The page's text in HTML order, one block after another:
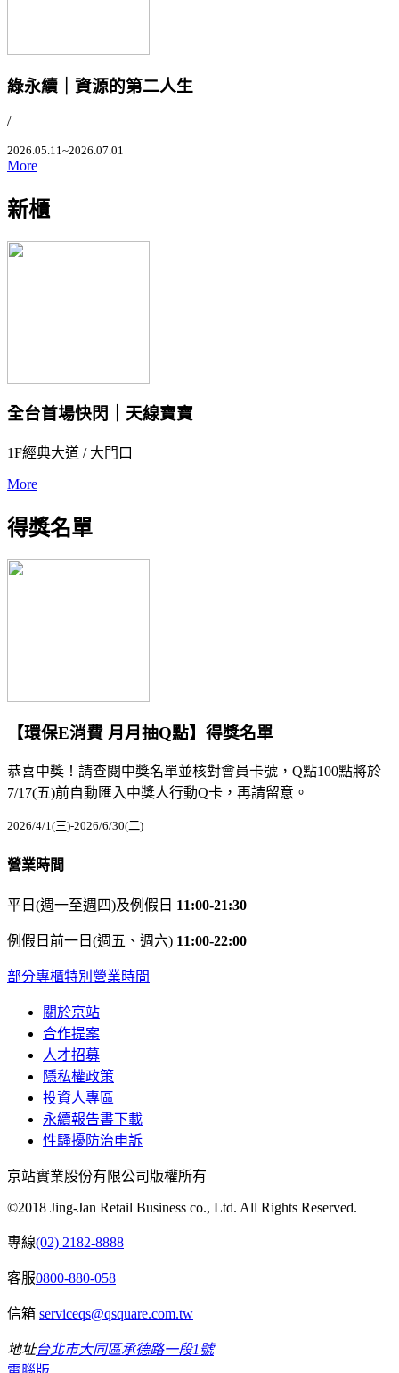
綠永續｜資源的第二人生
/
2026.05.11~2026.07.01
More
新櫃
全台首場快閃｜天線寶寶
1F經典大道 / 大門口
More
得獎名單
【環保E消費 月月抽Q點】得獎名單
恭喜中獎！請查閱中獎名單並核對會員卡號，Q點100點將於
7/17(五)前自動匯入中獎人行動Q卡，再請留意。
2026/4/1(三)-2026/6/30(二)
營業時間
平日(週一至週四)及例假日 11:00-21:30
例假日前一日(週五、週六) 11:00-22:00
部分專櫃特別營業時間
關於京站
合作提案
人才招募
隱私權政策
投資人專區
永續報告書下載
性騷擾防治申訴
京站實業股份有限公司版權所有
©2018 Jing-Jan Retail Business co., Ltd. All Rights Reserved.
專線(02) 2182-8888
客服0800-880-058
信箱 serviceqs@qsquare.com.tw
地址台北市大同區承德路一段1號